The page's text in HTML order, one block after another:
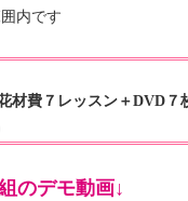
内です
材費７レッスン＋DVD７
のデモ動画↓